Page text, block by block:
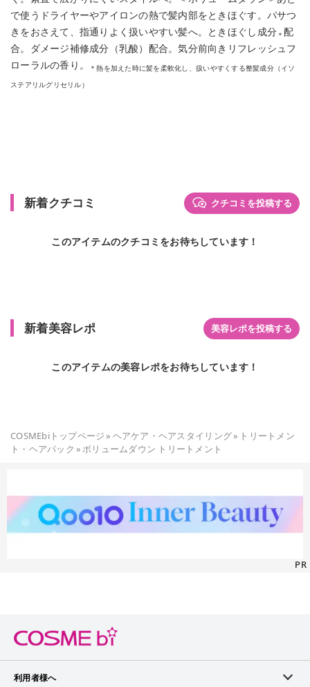
で使うドライヤーやアイロンの熱で髪内部をときほぐす。パサつ
きをおさえて、指通りよく扱いやすい髪へ。ときほぐし成分 ＊ 配
合。ダメージ補修成分（乳酸）配合。気分前向きリフレッシュフ
ローラルの香り。
＊熱を加えた時に髪を柔軟化し、扱いやすくする整髪成分（イソ
ステアリルグリセリル）
新着クチコミ クチコミを投稿する
このアイテムのクチコミをお待ちしています！
新着美容レポ 美容レポを投稿する
このアイテムの美容レポをお待ちしています！
COSMEbiトップページ» ヘアケア・ヘアスタイリング» トリートメン
ト・ヘアパック »ボリュームダウン トリートメント
PR
利用者様へ